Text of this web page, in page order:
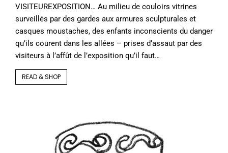
VISITEUREXPOSITION… Au milieu de couloirs vitrines
surveillés par des gardes aux armures sculpturales et
casques moustaches, des enfants inconscients du danger
qu’ils courent dans les allées – prises d’assaut par des
visiteurs à l’affût de l’exposition qu’il faut…
READ & SHOP